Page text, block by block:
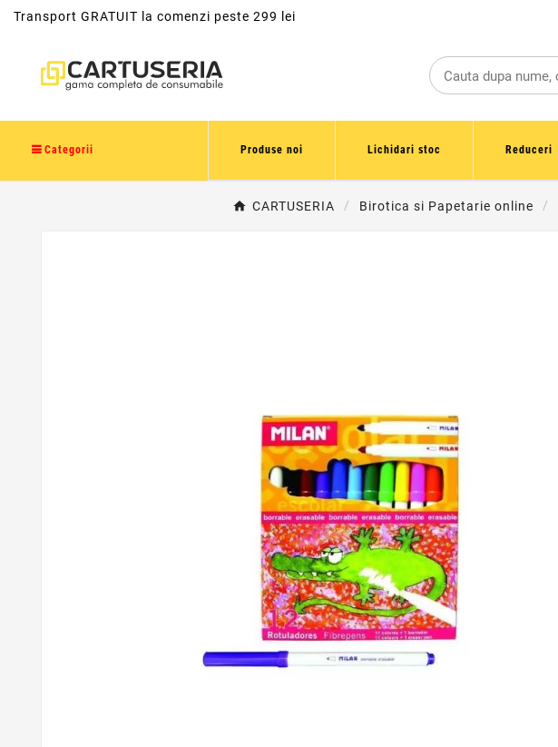
Transport GRATUIT la comenzi peste 299 lei
Categorii Produse noi Lichidari stoc Reduceri
CARTUSERIA Birotica si Papetarie online